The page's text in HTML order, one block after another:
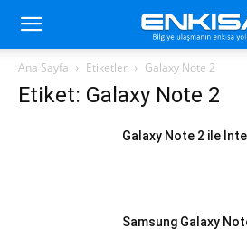
Ana Sayfa Etiketler Galaxy Note 2
Etiket: Galaxy Note 2
Galaxy Note 2 ile
Samsung Galaxy